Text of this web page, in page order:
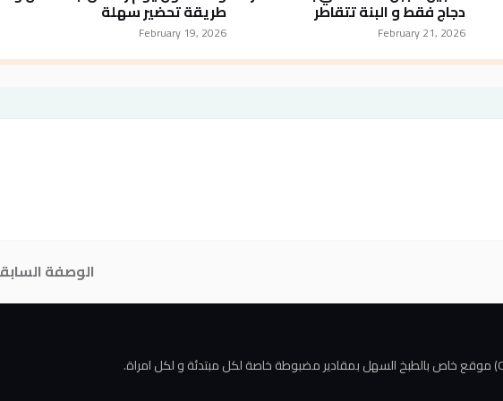
دجاج فقط و البنة تتقاطر
February 21, 2026
طريقة تحضير سهلة
February 19, 2026
الوصفة